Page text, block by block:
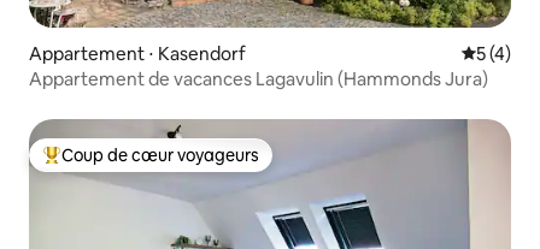
Appartement ⋅ Kasendorf
5 (4)
Appartement de vacances Lagavulin (Hammonds Jura)
Coups de cœur voyageurs les plus appréciés
Coup de cœur voyageurs